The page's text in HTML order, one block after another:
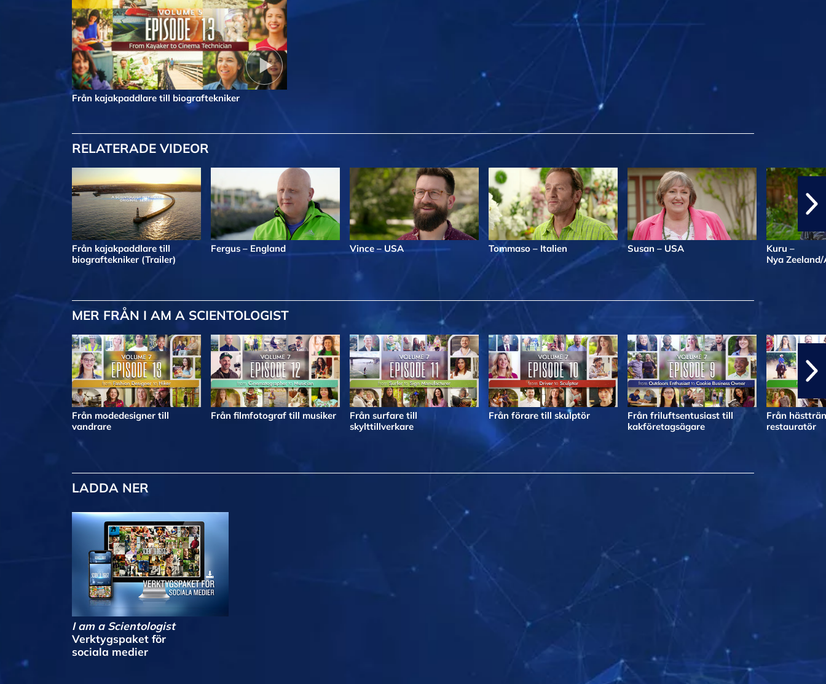
Från kajakpaddlare till biograftekniker
RELATERADE VIDEOR
Från kajakpaddlare till
biograftekniker (Trailer)
Fergus – England Vince – USA Tommaso – Italien Susan – USA
Kuru –
Nya
MER FRÅN I AM A SCIENTOLOGIST
Från modedesigner till
vandrare
Från filmfotograf till musiker
Från surfare till
skylttillverkare
Från förare till skulptör
Från friluftsentusiast till
kakföretagsägare
Från
restauratör
LADDA NER
I am a Scientologist
Verktygspaket för
sociala medier